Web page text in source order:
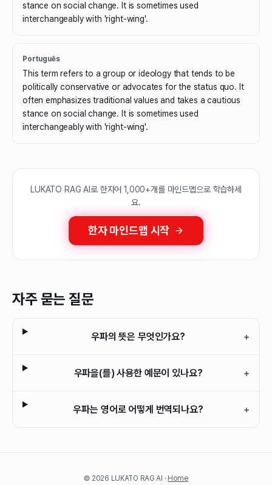
stance on social change. It is sometimes used
interchangeably with 'right-wing'.
Português
This term refers to a group or ideology that tends to be
politically conservative or advocates for the status quo. It
often emphasizes traditional values and takes a cautious
stance on social change. It is sometimes used
interchangeably with 'right-wing'.
LUKATO RAG AI로 한자어 1,000+개를 마인드맵으로 학습하세
요.
한자 마인드맵 시작
자주 묻는 질문
우파의 뜻은 무엇인가요? +
우파을(를) 사용한 예문이 있나요? +
우파는 영어로 어떻게 번역되나요? +
© 2026 LUKATO RAG AI · Home